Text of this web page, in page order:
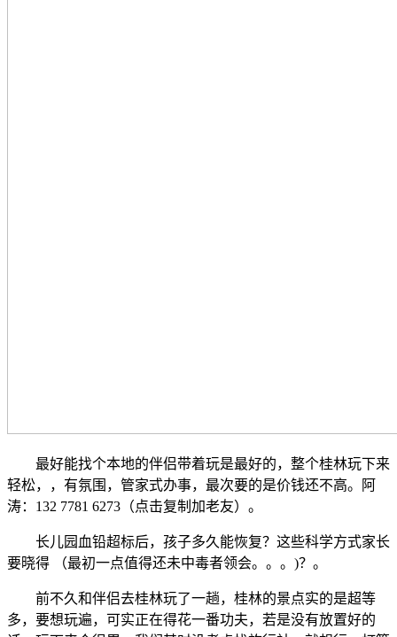
最好能找个本地的伴侣带着玩是最好的，整个桂林玩下来
轻松，，有氛围，管家式办事，最次要的是价钱还不高。阿
涛：132 7781 6273（点击复制加老友）。
长儿园血铅超标后，孩子多久能恢复？这些科学方式家长
要晓得 （最初一点值得还未中毒者领会。。。)？。
前不久和伴侣去桂林玩了一趟，桂林的景点实的是超等
多，要想玩遍，可实正在得花一番功夫，若是没有放置好的